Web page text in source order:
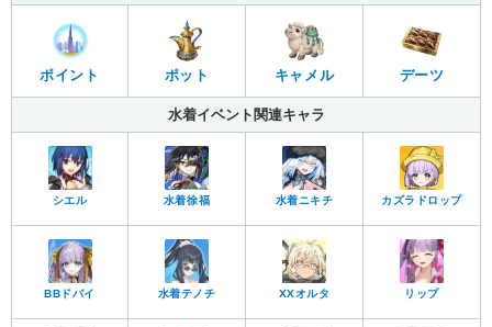
ポイント ポット キャメル デーツ
水着イベント関連キャラ
シエル 水着徐福 水着ニキチ カズラドロップ
BBドバイ 水着テノチ XXオルタ リップ